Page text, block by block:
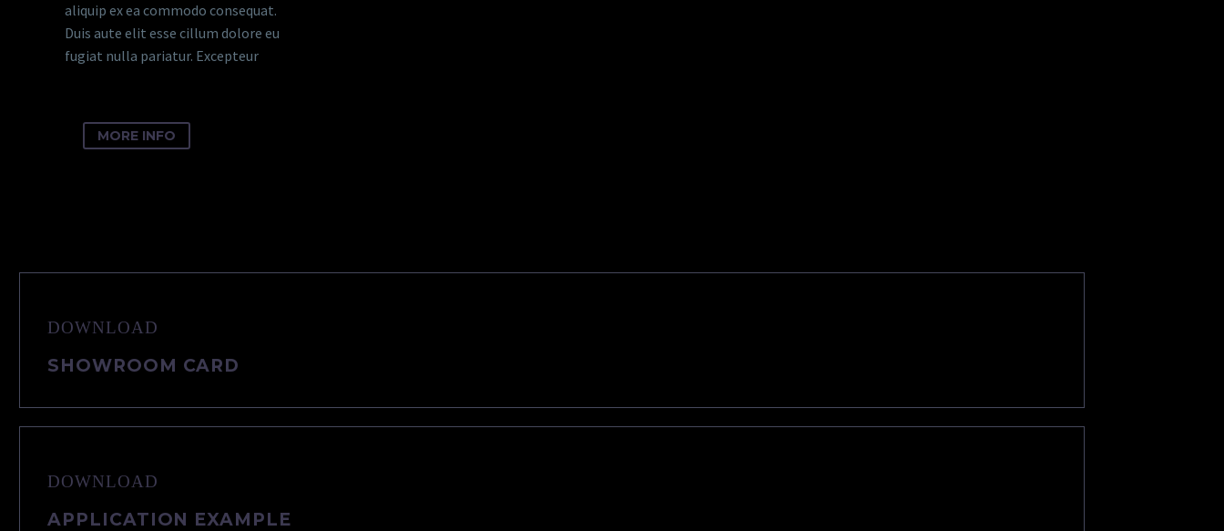
aliquip ex ea commodo consequat.
Duis aute elit esse cillum dolore eu
fugiat nulla pariatur. Excepteur
MORE INFO
DOWNLOAD
SHOWROOM CARD
DOWNLOAD
APPLICATION EXAMPLE